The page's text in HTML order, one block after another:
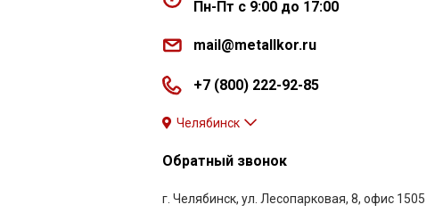
Пн-Пт с 9:00 до 17:00
mail@metallkor.ru
+7 (800) 222-92-85
Челябинск
Обратный звонок
г. Челябинск, ул. Лесопарковая, 8, офис 1505